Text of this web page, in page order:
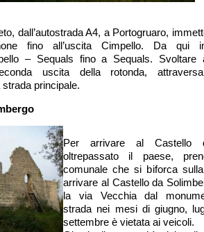
dall’autostrada A4, a Portogruaro,
fino all’uscita Cimpello. Da qui
– Sequals fino a Sequals. Svoltare
uscita della rotonda,
principale.
Per arrivare al Castello
oltrepassato il paese,
comunale che si biforca
arrivare al Castello da
la via Vecchia dal
strada nei mesi di giugno,
settembre è vietata ai veicoli.